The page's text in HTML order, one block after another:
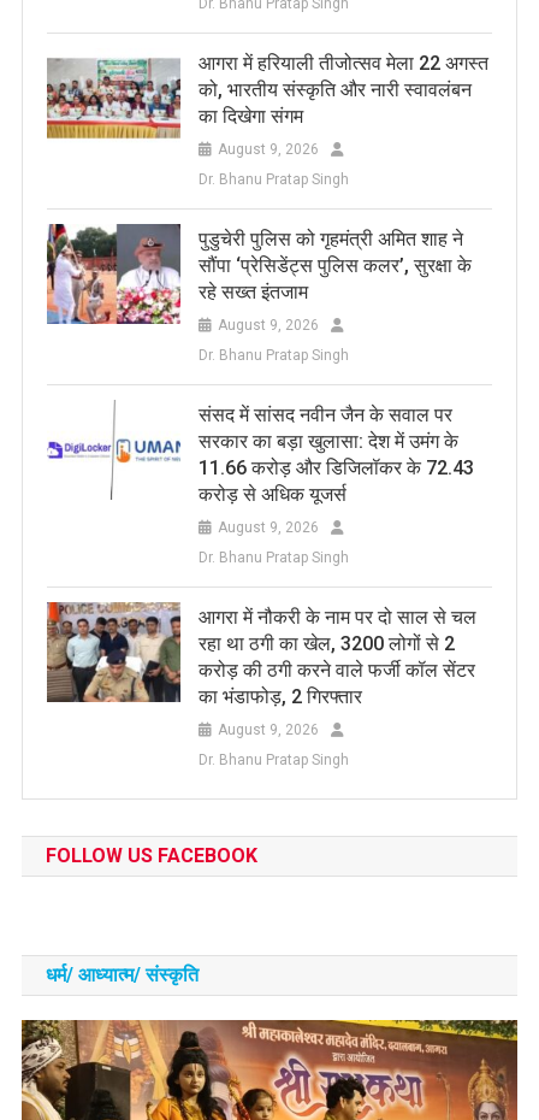
आगरा में हरियाली तीजोत्सव मेला 22 अगस्त
को, भारतीय संस्कृति और नारी स्वावलंबन
का दिखेगा संगम
August 9, 2026
Dr. Bhanu Pratap Singh
पुडुचेरी पुलिस को गृहमंत्री अमित शाह ने
सौंपा ‘प्रेसिडेंट्स पुलिस कलर’, सुरक्षा के
रहे सख्त इंतजाम
August 9, 2026
Dr. Bhanu Pratap Singh
संसद में सांसद नवीन जैन के सवाल पर
सरकार का बड़ा खुलासा: देश में उमंग के
11.66 करोड़ और डिजिलॉकर के 72.43
करोड़ से अधिक यूजर्स
August 9, 2026
Dr. Bhanu Pratap Singh
आगरा में नौकरी के नाम पर दो साल से चल
रहा था ठगी का खेल, 3200 लोगों से 2
करोड़ की ठगी करने वाले फर्जी कॉल सेंटर
का भंडाफोड़, 2 गिरफ्तार
August 9, 2026
Dr. Bhanu Pratap Singh
FOLLOW US FACEBOOK
धर्म/ आध्‍यात्‍म/ संस्‍कृति